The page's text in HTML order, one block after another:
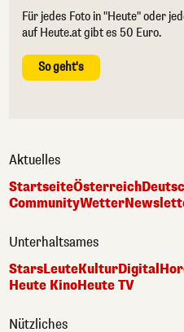
Für jedes Foto in "Heute" oder
auf Heute.at gibt es 50 Euro.
So geht's
Aktuelles
StartseiteÖsterreich
CommunityWetter
Unterhaltsames
StarsLeuteKulturDigital
Heute KinoHeute TV
Nützliches